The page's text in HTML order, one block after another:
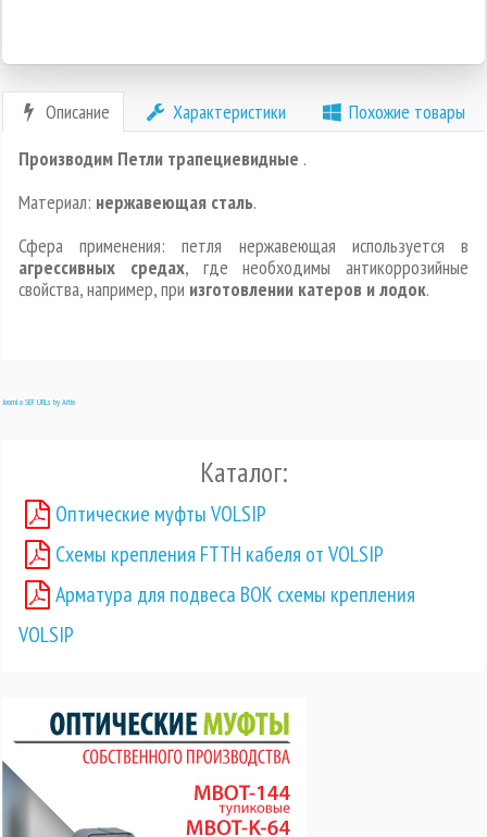
Описание Характеристики
Похожие товары
Производим Петли трапециевидные .
Материал: нержавеющая сталь.
Сфера применения: петля нержавеющая используется в
агрессивных средах, где необходимы антикоррозийные
свойства, например, при изготовлении катеров и лодок.
Joomla SEF URLs by Artio
Каталог:
Оптические муфты VOLSIP
Схемы крепления FTTH кабеля от VOLSIP
Арматура для подвеса ВОК схемы крепления
VOLSIP